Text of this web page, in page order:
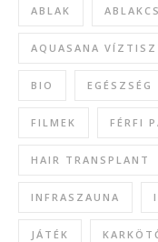
ABLAK
AQUASANA
BIO EGÉSZSÉG
FILMEK FÉRFI
HAIR TRANSPLANT
INFRASZAUNA
JÁTÉK